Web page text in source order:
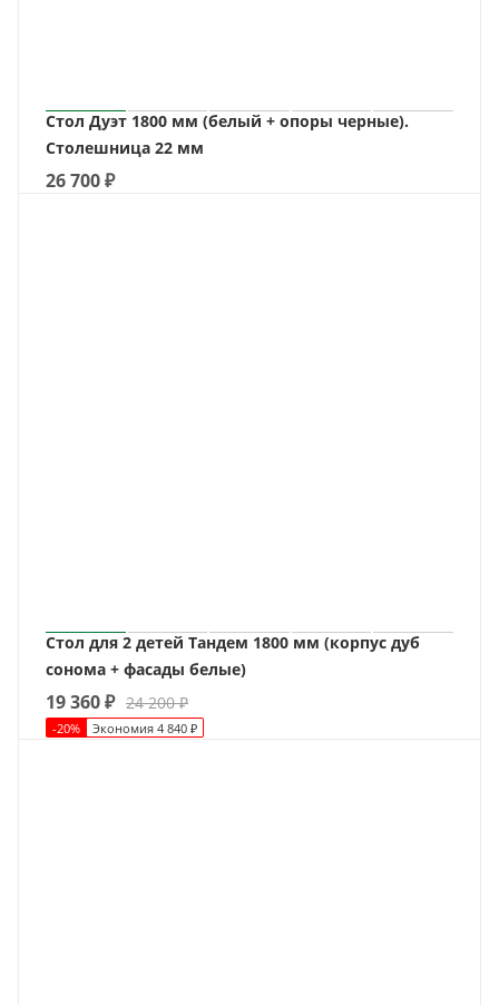
Стол Дуэт 1800 мм (белый + опоры черные).
Столешница 22 мм
26 700₽
Стол для 2 детей Тандем 1800 мм (корпус дуб
сонома + фасады белые)
19 360₽ 24 200₽
-20% Экономия 4 840 ₽